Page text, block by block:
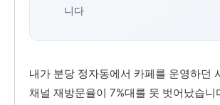
니다
내가 분당 정자동에서 카페를 운영하던
채널 재방문율이 7%대를 못 벗어났습니